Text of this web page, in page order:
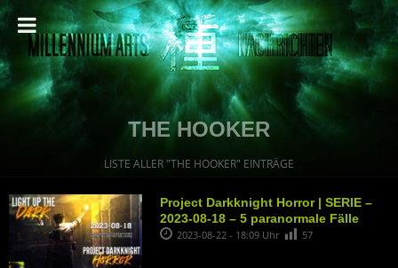
THE HOOKER
LISTE ALLER "THE HOOKER" EINTRÄGE
Project Darkknight Horror | SERIE –
2023-08-18 – 5 paranormale Fälle
2023-08-22 - 18:09 Uhr 57